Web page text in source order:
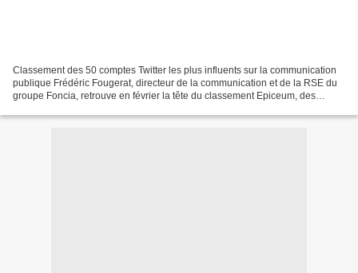
Classement des 50 comptes Twitter les plus influents sur la communication
publique Frédéric Fougerat, directeur de la communication et de la RSE du
groupe Foncia, retrouve en février la tête du classement Epiceum, des